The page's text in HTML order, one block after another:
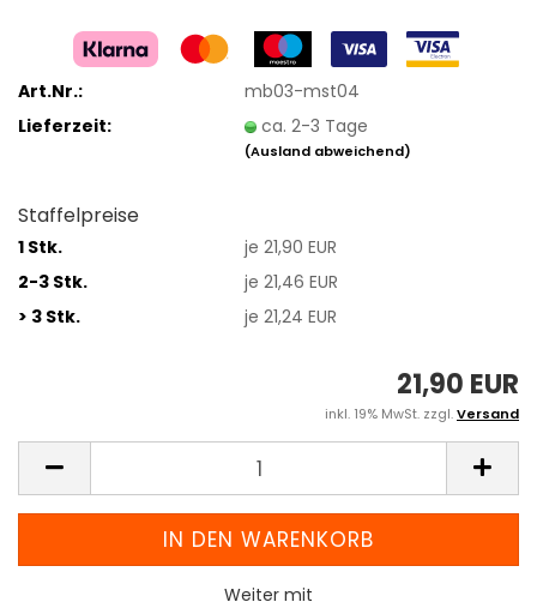
Art.Nr.:
mb03-mst04
Lieferzeit:
ca. 2-3 Tage
(Ausland abweichend)
Staffelpreise
1 Stk.
je 21,90 EUR
2-3 Stk.
je 21,46 EUR
> 3 Stk.
je 21,24 EUR
21,90 EUR
inkl. 19% MwSt. zzgl.Versand
Weiter mit